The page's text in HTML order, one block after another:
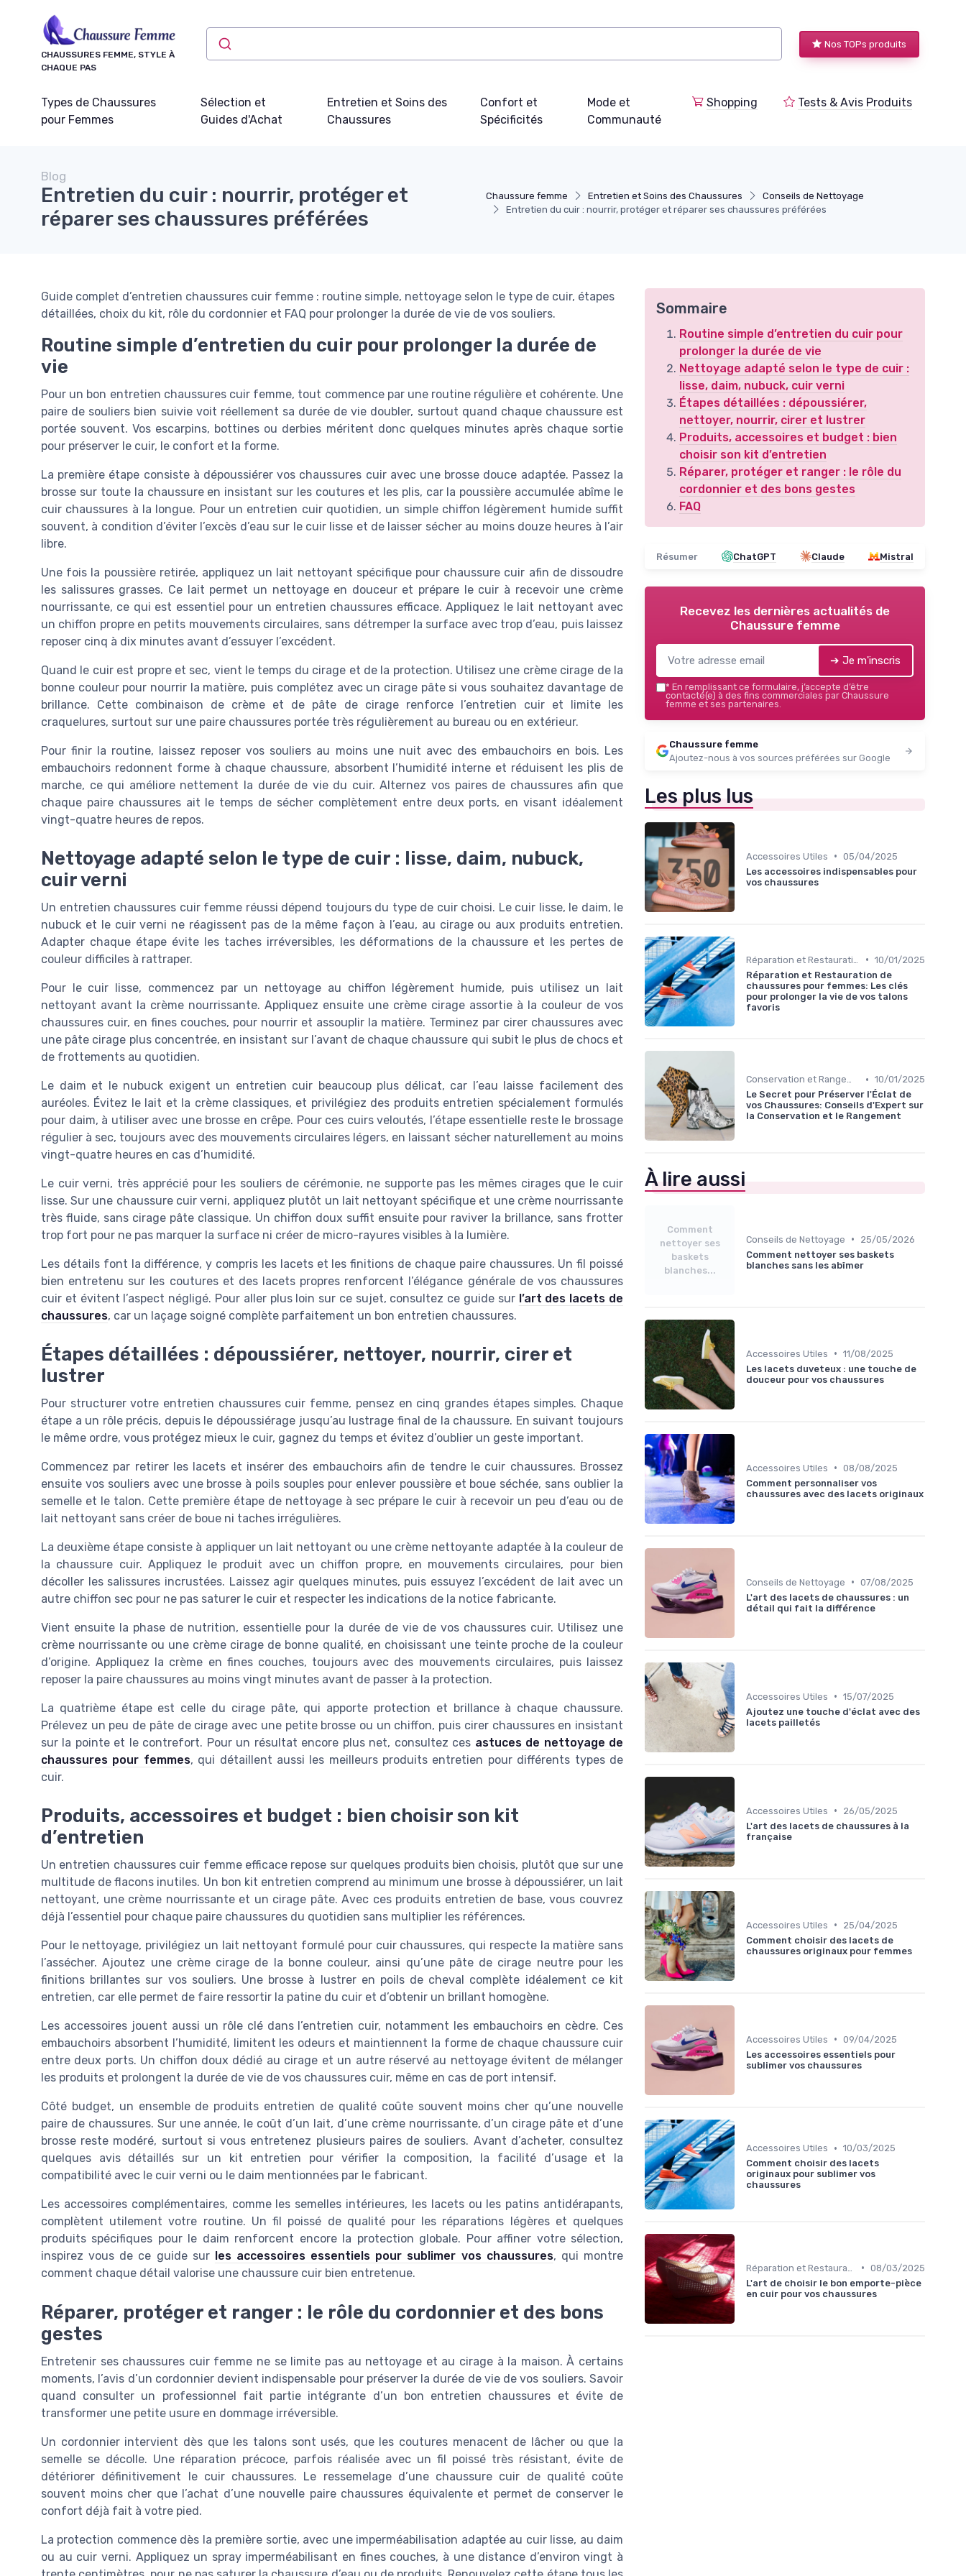
CHAUSSURES FEMME, STYLE À
CHAQUE PAS
Nos TOPs produits
Types de Chaussures
pour Femmes
Sélection et
Guides d'Achat
Entretien et Soins des
Chaussures
Confort et
Spécificités
Mode et
Communauté
Shopping Tests & Avis Produits
Chaussure femme Entretien et Soins des Chaussures
Conseils de Nettoyage
Entretien du cuir : nourrir, protéger et réparer ses chaussures préférées
Blog
Entretien du cuir : nourrir, protéger et
réparer ses chaussures préférées
Guide complet d’entretien chaussures cuir femme : routine simple, nettoyage selon le type de cuir, étapes
détaillées, choix du kit, rôle du cordonnier et FAQ pour prolonger la durée de vie de vos souliers.
Routine simple d’entretien du cuir pour prolonger la durée de
vie
Pour un bon entretien chaussures cuir femme, tout commence par une routine régulière et cohérente. Une
paire de souliers bien suivie voit réellement sa durée de vie doubler, surtout quand chaque chaussure est
portée souvent. Vos escarpins, bottines ou derbies méritent donc quelques minutes après chaque sortie
pour préserver le cuir, le confort et la forme.
La première étape consiste à dépoussiérer vos chaussures cuir avec une brosse douce adaptée. Passez la
brosse sur toute la chaussure en insistant sur les coutures et les plis, car la poussière accumulée abîme le
cuir chaussures à la longue. Pour un entretien cuir quotidien, un simple chiffon légèrement humide suffit
souvent, à condition d’éviter l’excès d’eau sur le cuir lisse et de laisser sécher au moins douze heures à l’air
libre.
Une fois la poussière retirée, appliquez un lait nettoyant spécifique pour chaussure cuir afin de dissoudre
les salissures grasses. Ce lait permet un nettoyage en douceur et prépare le cuir à recevoir une crème
nourrissante, ce qui est essentiel pour un entretien chaussures efficace. Appliquez le lait nettoyant avec
un chiffon propre en petits mouvements circulaires, sans détremper la surface avec trop d’eau, puis laissez
reposer cinq à dix minutes avant d’essuyer l’excédent.
Quand le cuir est propre et sec, vient le temps du cirage et de la protection. Utilisez une crème cirage de la
bonne couleur pour nourrir la matière, puis complétez avec un cirage pâte si vous souhaitez davantage de
brillance. Cette combinaison de crème et de pâte de cirage renforce l’entretien cuir et limite les
craquelures, surtout sur une paire chaussures portée très régulièrement au bureau ou en extérieur.
Pour finir la routine, laissez reposer vos souliers au moins une nuit avec des embauchoirs en bois. Les
embauchoirs redonnent forme à chaque chaussure, absorbent l’humidité interne et réduisent les plis de
marche, ce qui améliore nettement la durée de vie du cuir. Alternez vos paires de chaussures afin que
chaque paire chaussures ait le temps de sécher complètement entre deux ports, en visant idéalement
vingt-quatre heures de repos.
Nettoyage adapté selon le type de cuir : lisse, daim, nubuck,
cuir verni
Un entretien chaussures cuir femme réussi dépend toujours du type de cuir choisi. Le cuir lisse, le daim, le
nubuck et le cuir verni ne réagissent pas de la même façon à l’eau, au cirage ou aux produits entretien.
Adapter chaque étape évite les taches irréversibles, les déformations de la chaussure et les pertes de
couleur difficiles à rattraper.
Pour le cuir lisse, commencez par un nettoyage au chiffon légèrement humide, puis utilisez un lait
nettoyant avant la crème nourrissante. Appliquez ensuite une crème cirage assortie à la couleur de vos
chaussures cuir, en fines couches, pour nourrir et assouplir la matière. Terminez par cirer chaussures avec
une pâte cirage plus concentrée, en insistant sur l’avant de chaque chaussure qui subit le plus de chocs et
de frottements au quotidien.
Le daim et le nubuck exigent un entretien cuir beaucoup plus délicat, car l’eau laisse facilement des
auréoles. Évitez le lait et la crème classiques, et privilégiez des produits entretien spécialement formulés
pour daim, à utiliser avec une brosse en crêpe. Pour ces cuirs veloutés, l’étape essentielle reste le brossage
régulier à sec, toujours avec des mouvements circulaires légers, en laissant sécher naturellement au moins
vingt-quatre heures en cas d’humidité.
Le cuir verni, très apprécié pour les souliers de cérémonie, ne supporte pas les mêmes cirages que le cuir
lisse. Sur une chaussure cuir verni, appliquez plutôt un lait nettoyant spécifique et une crème nourrissante
très fluide, sans cirage pâte classique. Un chiffon doux suffit ensuite pour raviver la brillance, sans frotter
trop fort pour ne pas marquer la surface ni créer de micro-rayures visibles à la lumière.
Les détails font la différence, y compris les lacets et les finitions de chaque paire chaussures. Un fil poissé
bien entretenu sur les coutures et des lacets propres renforcent l’élégance générale de vos chaussures
cuir et évitent l’aspect négligé. Pour aller plus loin sur ce sujet, consultez ce guide sur l’art des lacets de
chaussures, car un laçage soigné complète parfaitement un bon entretien chaussures.
Étapes détaillées : dépoussiérer, nettoyer, nourrir, cirer et
lustrer
Pour structurer votre entretien chaussures cuir femme, pensez en cinq grandes étapes simples. Chaque
étape a un rôle précis, depuis le dépoussiérage jusqu’au lustrage final de la chaussure. En suivant toujours
le même ordre, vous protégez mieux le cuir, gagnez du temps et évitez d’oublier un geste important.
Commencez par retirer les lacets et insérer des embauchoirs afin de tendre le cuir chaussures. Brossez
ensuite vos souliers avec une brosse à poils souples pour enlever poussière et boue séchée, sans oublier la
semelle et le talon. Cette première étape de nettoyage à sec prépare le cuir à recevoir un peu d’eau ou de
lait nettoyant sans créer de boue ni taches irrégulières.
La deuxième étape consiste à appliquer un lait nettoyant ou une crème nettoyante adaptée à la couleur de
la chaussure cuir. Appliquez le produit avec un chiffon propre, en mouvements circulaires, pour bien
décoller les salissures incrustées. Laissez agir quelques minutes, puis essuyez l’excédent de lait avec un
autre chiffon sec pour ne pas saturer le cuir et respecter les indications de la notice fabricante.
Vient ensuite la phase de nutrition, essentielle pour la durée de vie de vos chaussures cuir. Utilisez une
crème nourrissante ou une crème cirage de bonne qualité, en choisissant une teinte proche de la couleur
d’origine. Appliquez la crème en fines couches, toujours avec des mouvements circulaires, puis laissez
reposer la paire chaussures au moins vingt minutes avant de passer à la protection.
La quatrième étape est celle du cirage pâte, qui apporte protection et brillance à chaque chaussure.
Prélevez un peu de pâte de cirage avec une petite brosse ou un chiffon, puis cirer chaussures en insistant
sur la pointe et le contrefort. Pour un résultat encore plus net, consultez ces astuces de nettoyage de
chaussures pour femmes, qui détaillent aussi les meilleurs produits entretien pour différents types de
cuir.
Produits, accessoires et budget : bien choisir son kit
d’entretien
Un entretien chaussures cuir femme efficace repose sur quelques produits bien choisis, plutôt que sur une
multitude de flacons inutiles. Un bon kit entretien comprend au minimum une brosse à dépoussiérer, un lait
nettoyant, une crème nourrissante et un cirage pâte. Avec ces produits entretien de base, vous couvrez
déjà l’essentiel pour chaque paire chaussures du quotidien sans multiplier les références.
Pour le nettoyage, privilégiez un lait nettoyant formulé pour cuir chaussures, qui respecte la matière sans
l’assécher. Ajoutez une crème cirage de la bonne couleur, ainsi qu’une pâte de cirage neutre pour les
finitions brillantes sur vos souliers. Une brosse à lustrer en poils de cheval complète idéalement ce kit
entretien, car elle permet de faire ressortir la patine du cuir et d’obtenir un brillant homogène.
Les accessoires jouent aussi un rôle clé dans l’entretien cuir, notamment les embauchoirs en cèdre. Ces
embauchoirs absorbent l’humidité, limitent les odeurs et maintiennent la forme de chaque chaussure cuir
entre deux ports. Un chiffon doux dédié au cirage et un autre réservé au nettoyage évitent de mélanger
les produits et prolongent la durée de vie de vos chaussures cuir, même en cas de port intensif.
Côté budget, un ensemble de produits entretien de qualité coûte souvent moins cher qu’une nouvelle
paire de chaussures. Sur une année, le coût d’un lait, d’une crème nourrissante, d’un cirage pâte et d’une
brosse reste modéré, surtout si vous entretenez plusieurs paires de souliers. Avant d’acheter, consultez
quelques avis détaillés sur un kit entretien pour vérifier la composition, la facilité d’usage et la
compatibilité avec le cuir verni ou le daim mentionnées par le fabricant.
Les accessoires complémentaires, comme les semelles intérieures, les lacets ou les patins antidérapants,
complètent utilement votre routine. Un fil poissé de qualité pour les réparations légères et quelques
produits spécifiques pour le daim renforcent encore la protection globale. Pour affiner votre sélection,
inspirez vous de ce guide sur
les accessoires essentiels pour sublimer vos chaussures, qui montre
comment chaque détail valorise une chaussure cuir bien entretenue.
Réparer, protéger et ranger : le rôle du cordonnier et des bons
gestes
Entretenir ses chaussures cuir femme ne se limite pas au nettoyage et au cirage à la maison. À certains
moments, l’avis d’un cordonnier devient indispensable pour préserver la durée de vie de vos souliers. Savoir
quand consulter un professionnel fait partie intégrante d’un bon entretien chaussures et évite de
transformer une petite usure en dommage irréversible.
Un cordonnier intervient dès que les talons sont usés, que les coutures menacent de lâcher ou que la
semelle se décolle. Une réparation précoce, parfois réalisée avec un fil poissé très résistant, évite de
détériorer définitivement le cuir chaussures. Le ressemelage d’une chaussure cuir de qualité coûte
souvent moins cher que l’achat d’une nouvelle paire chaussures équivalente et permet de conserver le
confort déjà fait à votre pied.
La protection commence dès la première sortie, avec une imperméabilisation adaptée au cuir lisse, au daim
ou au cuir verni. Appliquez un spray imperméabilisant en fines couches, à une distance d’environ vingt à
Sommaire
Routine simple d’entretien du cuir pour
prolonger la durée de vie
Nettoyage adapté selon le type de cuir :
lisse, daim, nubuck, cuir verni
Étapes détaillées : dépoussiérer,
nettoyer, nourrir, cirer et lustrer
Produits, accessoires et budget : bien
choisir son kit d’entretien
Réparer, protéger et ranger : le rôle du
cordonnier et des bons gestes
FAQ
Résumer ChatGPT Claude Mistral
Recevez les dernières actualités de
Chaussure femme
➔ Je m'inscris
* En remplissant ce formulaire, j’accepte d’être
contacté(e) à des fins commerciales par Chaussure
femme et ses partenaires.
Chaussure femme
Ajoutez-nous à vos sources préférées sur Google
Les plus lus
Accessoires Utiles • 05/04/2025
Les accessoires indispensables pour
vos chaussures
• 10/01/2025
Réparation et Restauration de
chaussures pour femmes: Les clés
pour prolonger la vie de vos talons
favoris
Conservation et Rangement • 10/01/2025
Le Secret pour Préserver l'Éclat de
vos Chaussures: Conseils d'Expert sur
la Conservation et le Rangement
À lire aussi
Comment
nettoyer ses
baskets
blanches...
Conseils de Nettoyage •
25/05/2026
Comment nettoyer ses baskets
blanches sans les abîmer
Accessoires Utiles • 11/08/2025
Les lacets duveteux : une touche de
douceur pour vos chaussures
Accessoires Utiles • 08/08/2025
Comment personnaliser vos
chaussures avec des lacets originaux
Conseils de Nettoyage • 07/08/2025
L'art des lacets de chaussures : un
détail qui fait la différence
Accessoires Utiles • 15/07/2025
Ajoutez une touche d'éclat avec des
lacets pailletés
Accessoires Utiles •
26/05/2025
L'art des lacets de chaussures à la
française
Accessoires Utiles •
25/04/2025
Comment choisir des lacets de
chaussures originaux pour femmes
Accessoires Utiles • 09/04/2025
Les accessoires essentiels pour
sublimer vos chaussures
Accessoires Utiles • 10/03/2025
Comment choisir des lacets
originaux pour sublimer vos
chaussures
• 08/03/2025
L'art de choisir le bon emporte-pièce
en cuir pour vos chaussures